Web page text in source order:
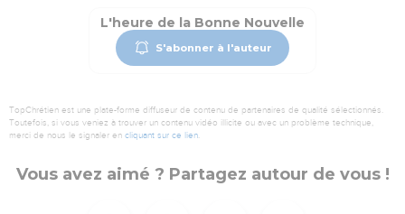
L'heure de la Bonne Nouvelle
S'abonner à l'auteur
TopChrétien est une plate-forme diffuseur de contenu de partenaires de qualité sélectionnés.
Toutefois, si vous veniez à trouver un contenu vidéo illicite ou avec un problème technique,
merci de nous le signaler en cliquant sur ce lien.
Vous avez aimé ? Partagez autour de vous !